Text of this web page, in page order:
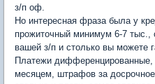
з/п оф.
Но интересная фраза была у
прожиточный минимум 6-7 тыс.,
вашей з/п и столько вы можете
Платежи
месяцем, штрафов за